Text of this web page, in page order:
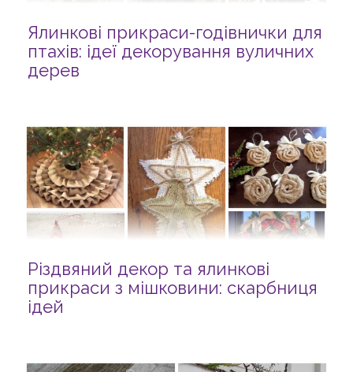
Ялинкові прикраси-годівнички для
птахів: ідеї декорування вуличних
дерев
Різдвяний декор та ялинкові
прикраси з мішковини: скарбниця
ідей